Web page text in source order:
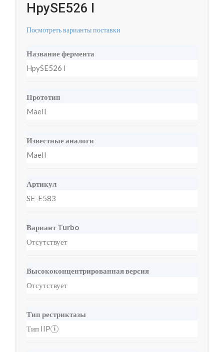
HpySE526 I
Посмотреть варианты поставки
Название фермента
HpySE526 I
Прототип
MaeII
Известные аналоги
MaeII
Артикул
SE-E583
Вариант Turbo
Отсутствует
Высококонцентрированная версия
Отсутствует
Тип рестриктазы
Тип IIP
i